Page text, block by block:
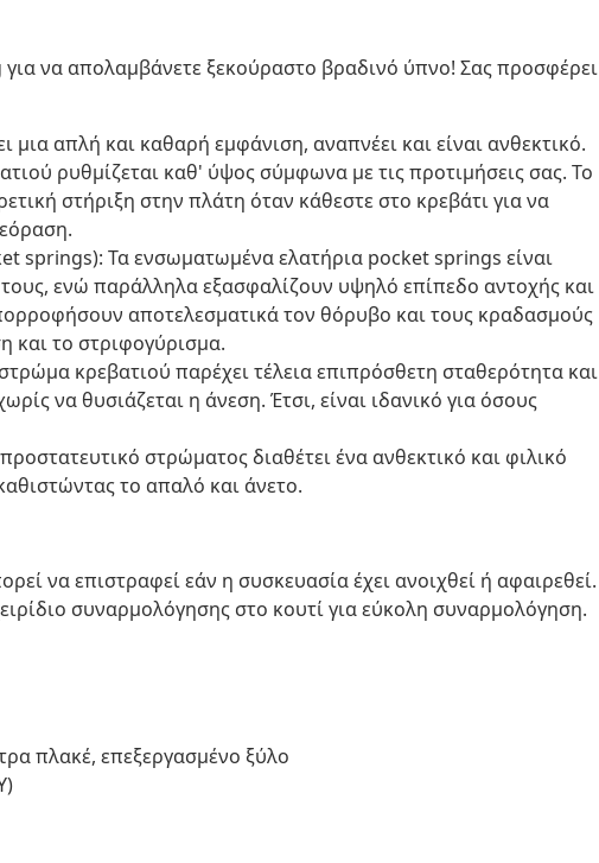
να απολαμβάνετε ξεκούραστο βραδινό ύπνο! Σας προσφέρει
απλή και καθαρή εμφάνιση, αναπνέει και είναι ανθεκτικό.
ρυθμίζεται καθ' ύψος σύμφωνα με τις προτιμήσεις σας. Το
στήριξη στην πλάτη όταν κάθεστε στο κρεβάτι για να
springs): Τα ενσωματωμένα ελατήρια pocket springs είναι
ενώ παράλληλα εξασφαλίζουν υψηλό επίπεδο αντοχής και
αποτελεσματικά τον θόρυβο και τους κραδασμούς
το στριφογύρισμα.
κρεβατιού παρέχει τέλεια επιπρόσθετη σταθερότητα και
να θυσιάζεται η άνεση. Έτσι, είναι ιδανικό για όσους
στρώματος διαθέτει ένα ανθεκτικό και φιλικό
το απαλό και άνετο.
να επιστραφεί εάν η συσκευασία έχει ανοιχθεί ή αφαιρεθεί.
συναρμολόγησης στο κουτί για εύκολη συναρμολόγηση.
πλακέ, επεξεργασμένο ξύλο